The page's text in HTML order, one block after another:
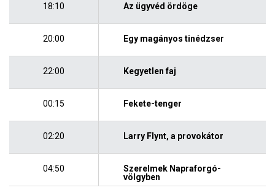
18:10 Az ügyvéd ördöge
20:00 Egy magányos tinédzser
22:00 Kegyetlen faj
00:15 Fekete-tenger
02:20 Larry Flynt, a provokátor
04:50
Szerelmek Napraforgó-
völgyben